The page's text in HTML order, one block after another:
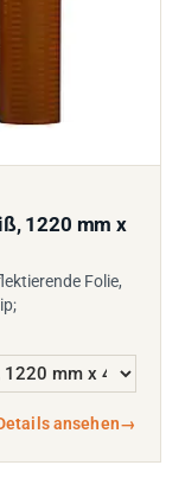
1220 mm x
Folie,
ansehen→